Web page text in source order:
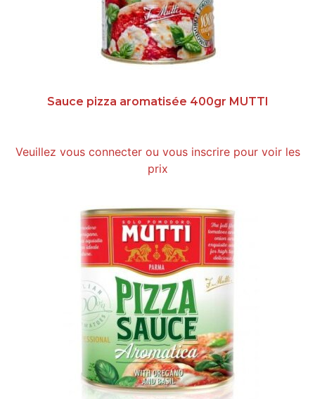
Sauce pizza aromatisée 400gr MUTTI
Veuillez vous connecter ou vous inscrire pour voir les
prix